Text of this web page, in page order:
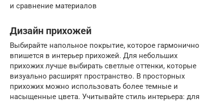
Дизайн прихожей
Выбирайте напольное покрытие, которое гармонично
впишется в интерьер прихожей. Для небольших
прихожих лучше выбирать светлые оттенки, которые
визуально расширят пространство. В просторных
прихожих можно использовать более темные и
насыщенные цвета. Учитывайте стиль интерьера: для